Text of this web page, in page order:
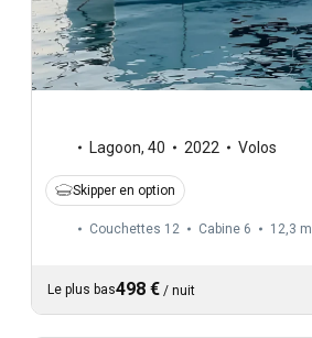
Lagoon, 40 2022 Volos
Skipper en option
Couchettes 12 Cabine 6 12,3 m
Le plus bas498 € / nuit